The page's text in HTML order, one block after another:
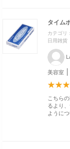
タイム
カテゴリ：
日用雑貨
美容室
こちら
るより
ように